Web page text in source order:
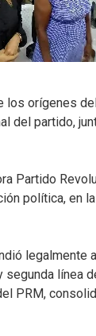
orígenes
del partido,
Partido
política, en
legalmente
línea
PRM,